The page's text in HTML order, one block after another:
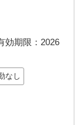
効期限： 2026
なし